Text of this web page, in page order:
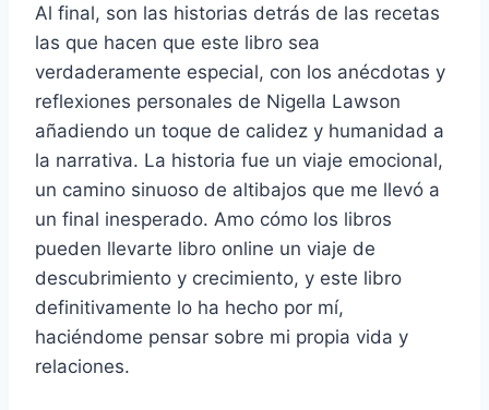
Al final, son las historias detrás de las recetas
las que hacen que este libro sea
verdaderamente especial, con los anécdotas y
reflexiones personales de Nigella Lawson
añadiendo un toque de calidez y humanidad a
la narrativa. La historia fue un viaje emocional,
un camino sinuoso de altibajos que me llevó a
un final inesperado. Amo cómo los libros
pueden llevarte libro online​ un viaje de
descubrimiento y crecimiento, y este libro
definitivamente lo ha hecho por mí,
haciéndome pensar sobre mi propia vida y
relaciones.